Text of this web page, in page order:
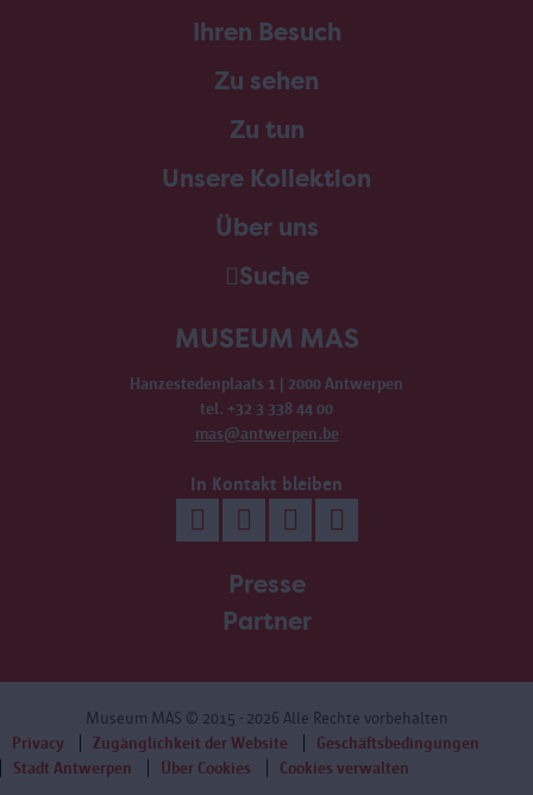
Ihren Besuch
Zu sehen
Zu tun
Unsere Kollektion
Über uns
Suche
MUSEUM MAS
Hanzestedenplaats 1 | 2000 Antwerpen
tel. +32 3 338 44 00
mas@antwerpen.be
In Kontakt bleiben
Presse
Partner
Museum MAS © 2015 - 2026 Alle Rechte vorbehalten
Privacy
Zugänglichkeit der Website
Geschäftsbedingungen
Stadt Antwerpen
Über Cookies Cookies verwalten